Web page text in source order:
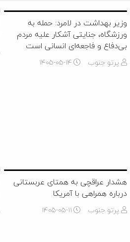
وزیر بهداشت در لامرد: حمله به
ورزشگاه، جنایتی آشکار علیه مردم
بی‌دفاع و فاجعه‌ای انسانی است
پرتو جنوب ۱۴۰۵-۰۵-۱۴
هشدار عراقچی به همتای عربستانی
درباره همراهی با آمریکا
پرتو جنوب ۱۴۰۵-۰۵-۱۱